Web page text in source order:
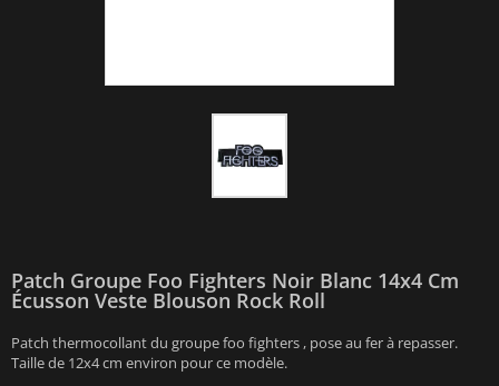
Patch Groupe Foo Fighters Noir Blanc 14x4 Cm
Écusson Veste Blouson Rock Roll
Patch thermocollant du groupe foo fighters , pose au fer à repasser.
Taille de 12x4 cm environ pour ce modèle.